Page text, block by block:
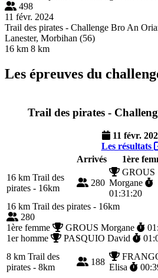
498
11 févr. 2024
Trail des pirates - Challenge Bro An
Lanester, Morbihan (56)
16 km 8 km
Les épreuves du
Trail des pirates -
11 févr.
Les résultats
Arrivés
1ère
16 km Trail des
pirates - 16km
280
GROUS
Morgane
01:31:20
16 km Trail des pirates - 16km
280
1ère femme
GROUS Morgane
1er homme
PASQUIO David
8 km Trail des
pirates - 8km
188
Elisa